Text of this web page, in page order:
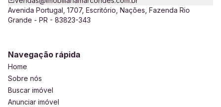
Avenida Portugal, 1707, Escritório, Nações, Fazenda Rio
Grande - PR - 83823-343
Navegação rápida
Home
Sobre nós
Buscar imóvel
Anunciar imóvel